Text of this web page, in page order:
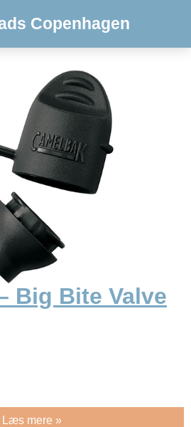
Copenhagen
Big Bite Valve
Læs mere »